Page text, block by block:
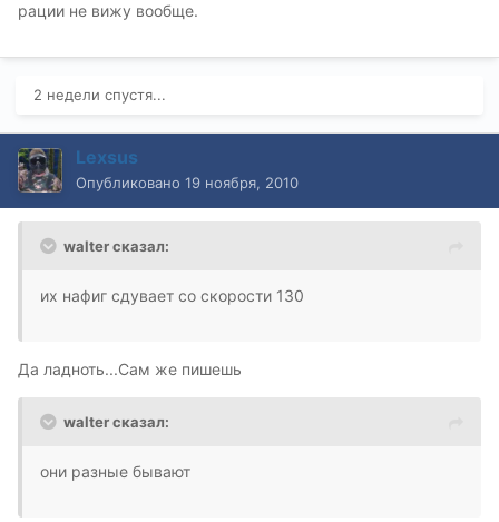
рации не вижу вообще.
2 недели спустя...
Lexsus
Опубликовано 19 ноября, 2010
walter сказал:
их нафиг сдувает со скорости 130
Да ладноть...Сам же пишешь
walter сказал:
они разные бывают